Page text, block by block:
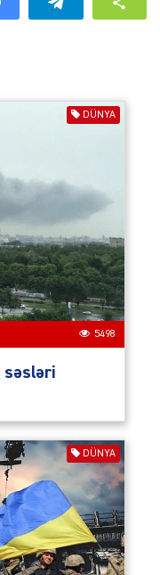
DÜNYA
5498
səsləri
DÜNYA